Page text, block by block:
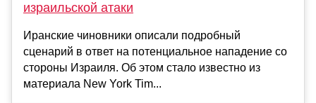
израильской атаки
Иранские чиновники описали подробный
сценарий в ответ на потенциальное нападение со
стороны Израиля. Об этом стало известно из
материала New York Tim...